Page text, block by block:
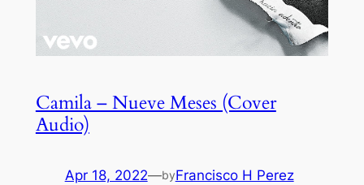
Camila – Nueve Meses (Cover
Audio)
Apr 18, 2022—byFrancisco H Perez